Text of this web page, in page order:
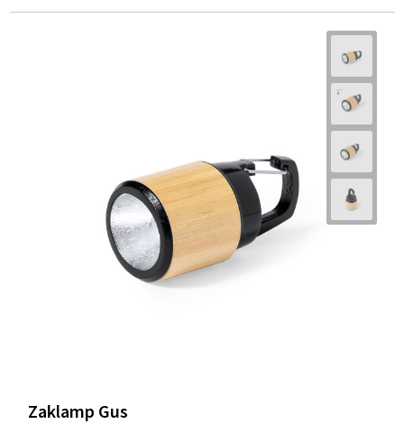
Zaklamp Gus